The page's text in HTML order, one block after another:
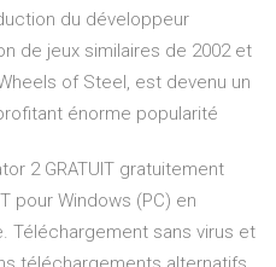
du développeur
de jeux similaires de 2002 et
of Steel, est devenu un
énorme popularité
2 GRATUIT gratuitement
pour Windows (PC) en
Téléchargement sans virus et